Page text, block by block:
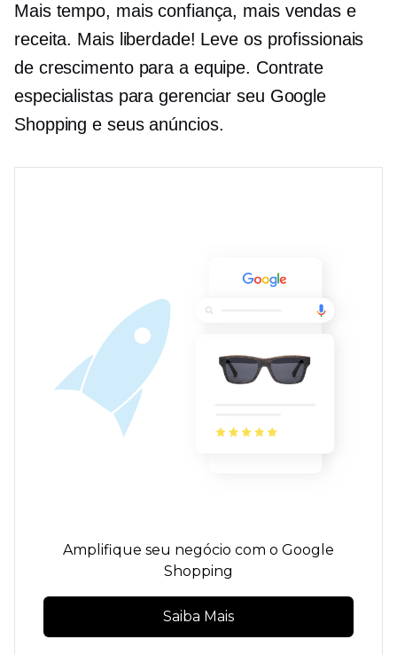
Mais tempo, mais confiança, mais vendas e
receita. Mais liberdade! Leve os profissionais
de crescimento para a equipe. Contrate
especialistas para gerenciar seu Google
Shopping e seus anúncios.
Amplifique seu negócio com o Google
Shopping
Saiba Mais